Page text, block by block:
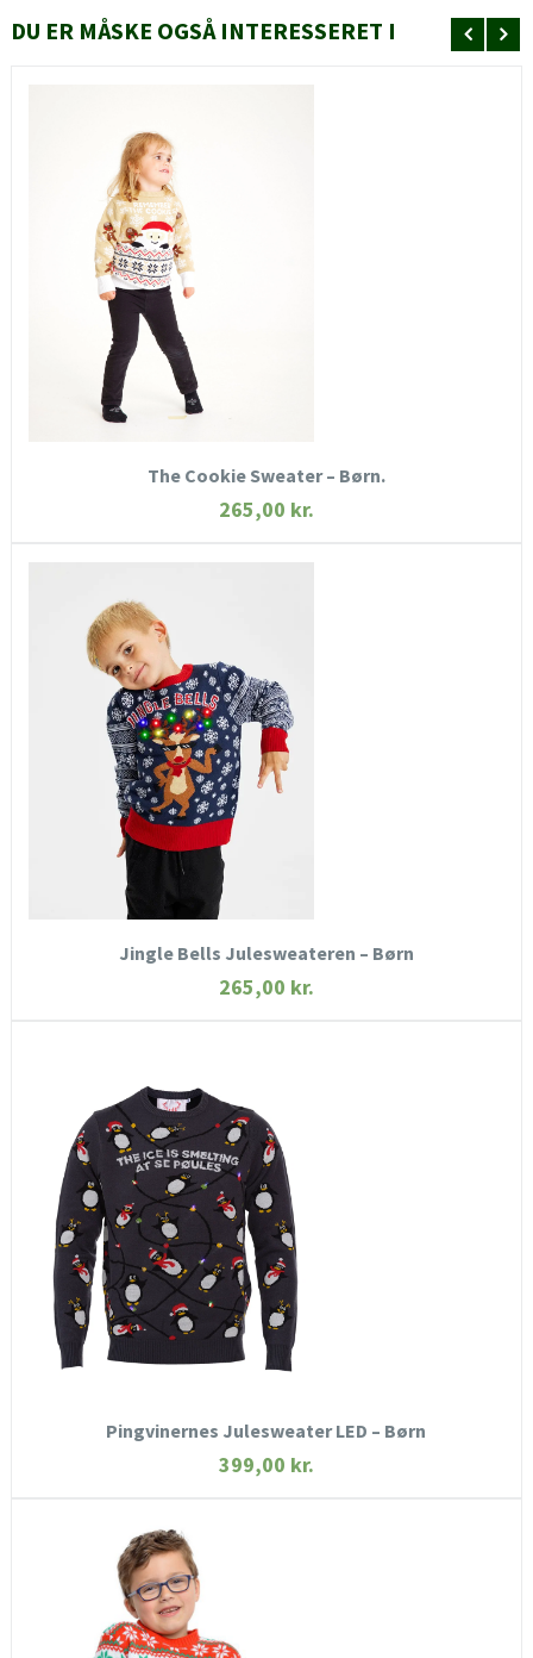
DU ER MÅSKE OGSÅ INTERESSERET I
The Cookie Sweater – Børn.
265,00 kr.
SE MERE
Jingle Bells Julesweateren – Børn
265,00 kr.
HURTIGT KIG
SE MERE
KØB NU
Pingvinernes Julesweater LED – Børn
399,00 kr.